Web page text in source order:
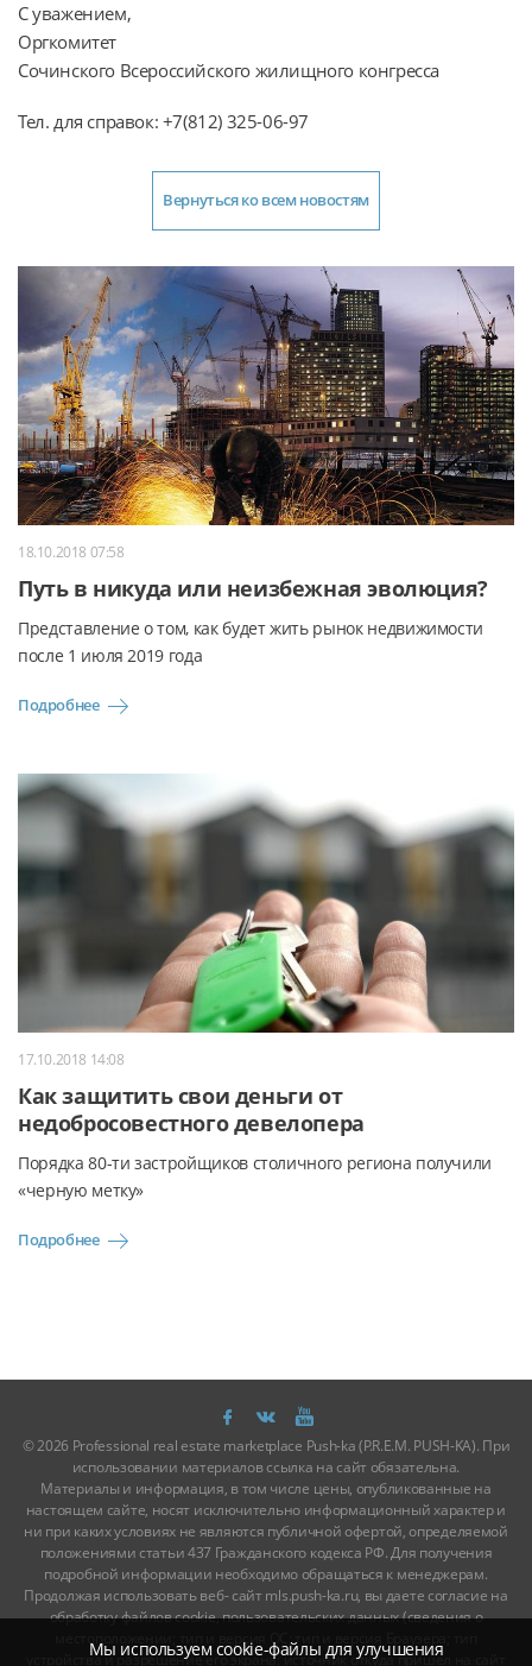
С уважением,
Оргкомитет
Сочинского Всероссийского жилищного конгресса
Тел. для справок: +7(812) 325-06-97
Вернуться ко всем новостям
18.10.2018 07:58
Путь в никуда или неизбежная эволюция?
Представление о том, как будет жить рынок недвижимости
после 1 июля 2019 года
Подробнее
17.10.2018 14:08
Как защитить свои деньги от
недобросовестного девелопера
Порядка 80-ти застройщиков столичного региона получили
«черную метку»
Подробнее
© 2026 Professional real estate marketplace Push-ka (P.R.E.M. PUSH-KA). При
использовании материалов ссылка на сайт обязательна.
Материалы и информация, в том числе цены, опубликованные на
настоящем сайте, носят исключительно информационный характер и
ни при каких условиях не являются публичной офертой, определяемой
положениями статьи 437 Гражданского кодекса РФ. Для получения
подробной информации необходимо обращаться к менеджерам.
Продолжая использовать веб- сайт mls.push-ka.ru, вы даете согласие на
обработку файлов cookie, пользовательских данных (сведения о
местоположении; тип и версия ОС; тип и версия Браузера; тип
устройства и разрешение его экрана; источник откуда пришел на сайт
Мы используем cookie-файлы для улучшения